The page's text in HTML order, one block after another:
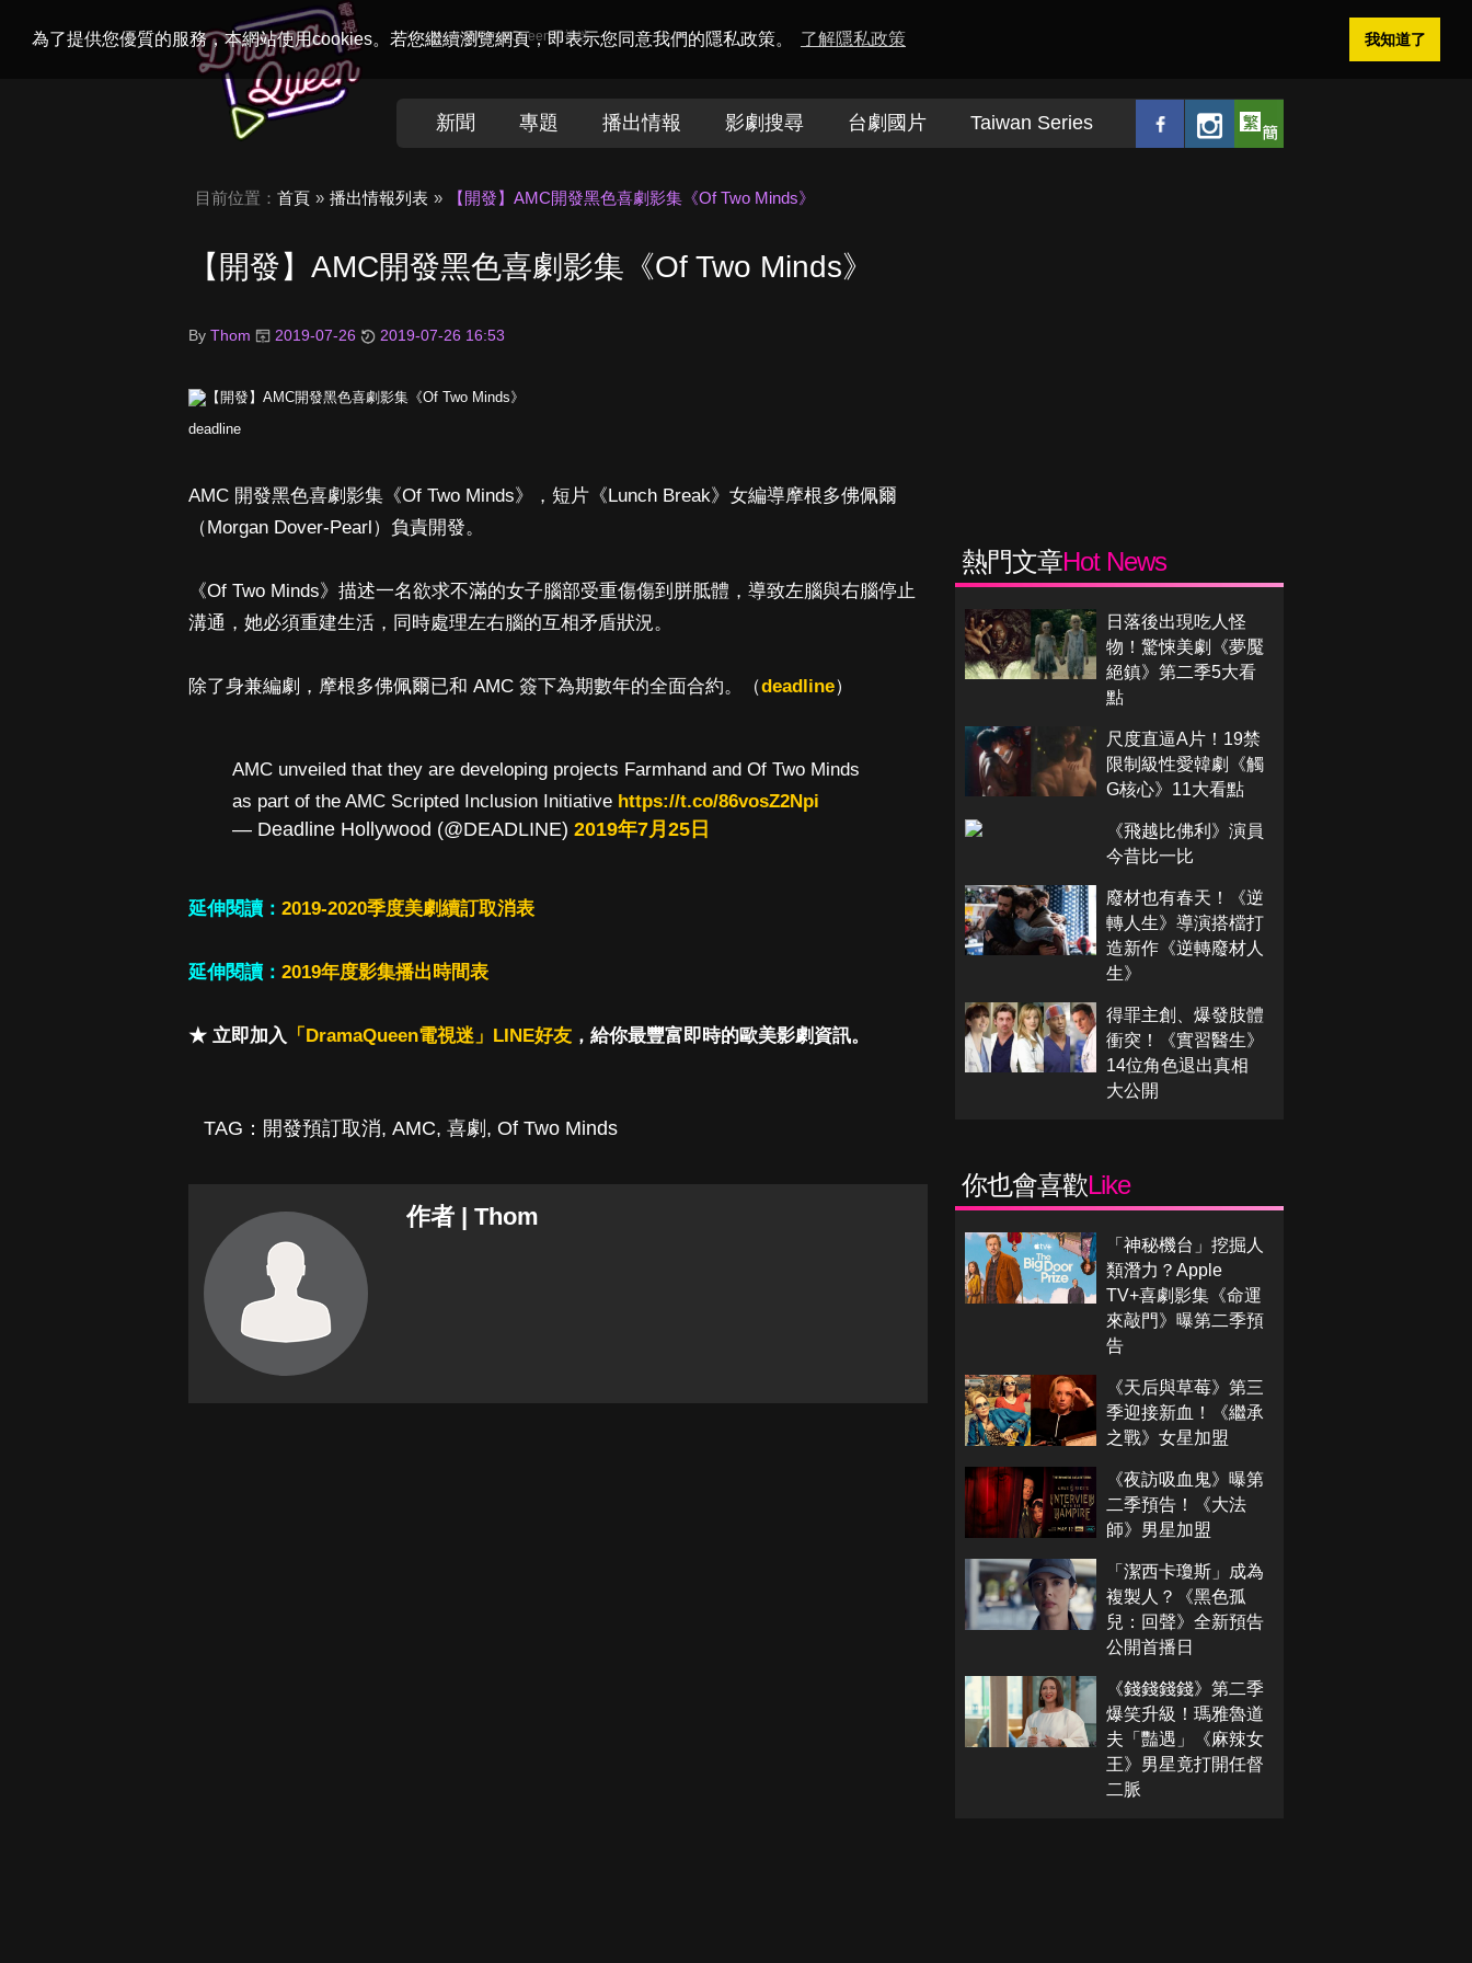
為了提供您優質的服務，本網站使用cookies。若您繼續瀏覽網頁，即表示您同意我們的隱私政策。 了解隱私政策 我知道了
Welcome toDramaQueen電視迷
新聞 專題 播出情報 影劇搜尋 台劇國片 Taiwan Series
目前位置： 首頁 播出情報列表 【開發】AMC開發黑色喜劇影集《Of Two Minds》
【開發】AMC開發黑色喜劇影集《Of Two Minds》
By Thom 2019-07-26 2019-07-26 16:53
deadline
AMC 開發黑色喜劇影集《Of Two Minds》，短片《Lunch Break》女編導摩根多佛佩爾
（Morgan Dover-Pearl）負責開發。
《Of Two Minds》描述一名欲求不滿的女子腦部受重傷傷到胼胝體，導致左腦與右腦停止
溝通，她必須重建生活，同時處理左右腦的互相矛盾狀況。
除了身兼編劇，摩根多佛佩爾已和 AMC 簽下為期數年的全面合約。（deadline）
AMC unveiled that they are developing projects Farmhand and Of Two Minds
as part of the AMC Scripted Inclusion Initiative https://t.co/86vosZ2Npi
— Deadline Hollywood (@DEADLINE) 2019年7月25日
延伸閱讀： 2019-2020季度美劇續訂取消表
延伸閱讀： 2019年度影集播出時間表
★ 立即加入 「DramaQueen電視迷」LINE好友 ，給你最豐富即時的歐美影劇資訊。
TAG： 開發預訂取消, AMC, 喜劇 , Of Two Minds
作者 | Thom
熱門文章Hot News
日落後出現吃人怪
物！驚悚美劇《夢魘
絕鎮》第二季5大看
點
尺度直逼A片！19禁
限制級性愛韓劇《觸
G核心》11大看點
《飛越比佛利》演員
今昔比一比
廢材也有春天！《逆
轉人生》導演搭檔打
造新作《逆轉廢材人
生》
得罪主創、爆發肢體
衝突！《實習醫生》
14位角色退出真相
大公開
你也會喜歡Like
「神秘機台」挖掘人
類潛力？Apple
TV+喜劇影集《命運
來敲門》曝第二季預
告
《天后與草莓》第三
季迎接新血！《繼承
之戰》女星加盟
《夜訪吸血鬼》曝第
二季預告！《大法
師》男星加盟
「潔西卡瓊斯」成為
複製人？《黑色孤
兒：回聲》全新預告
公開首播日
《錢錢錢錢》第二季
爆笑升級！瑪雅魯道
夫「豔遇」《麻辣女
王》男星竟打開任督
二脈